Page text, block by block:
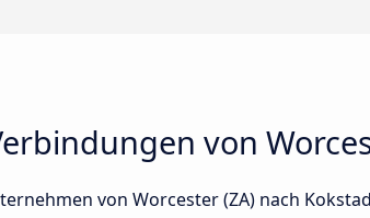
von
von Worcester (ZA) nach